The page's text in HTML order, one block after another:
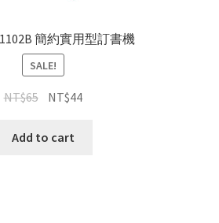
簡約實用型訂書機
SALE!
NT$65 NT$44
Add to cart